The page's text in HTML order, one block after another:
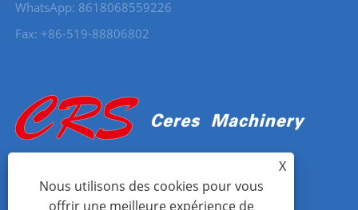
WhatsApp: 8618068559226
Fax: +86-519-88806802
X
Nous utilisons des cookies pour vous
offrir une meilleure expérience de